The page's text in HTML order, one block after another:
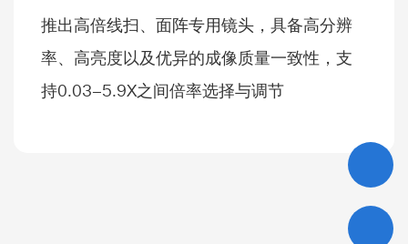
推出高倍线扫、面阵专用镜头，具备高分辨
率、高亮度以及优异的成像质量一致性，支
持0.03-5.9X之间倍率选择与调节